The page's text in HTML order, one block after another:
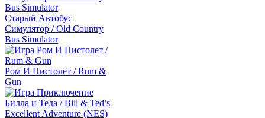
Старый Автобус
Симулятор / Old Country
Bus Simulator
Ром И Пистолет / Rum &
Gun